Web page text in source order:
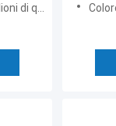
all'anno